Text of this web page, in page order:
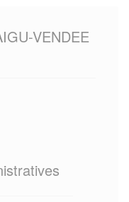
VENDEE